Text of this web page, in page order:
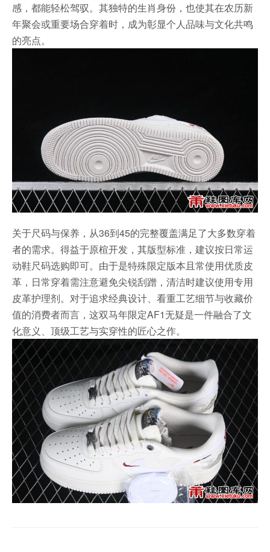
感，都能轻松驾驭。其独特的生肖身份，也使其在农历新
年聚会或重要场合穿着时，成为彰显个人品味与文化共鸣
的亮点。
关于尺码与保养，从36到45的完整覆盖满足了大多数穿着
者的需求。得益于原楦开发，其版型标准，建议按日常运
动鞋尺码选购即可。由于是特殊限定版本且常使用优质皮
革，日常穿着需注意避免尖锐刮蹭，清洁时建议使用专用
皮革护理剂。对于追求经典设计、看重工艺细节与收藏价
值的消费者而言，这双马年限定AF1无疑是一件融合了文
化意义、顶级工艺与实穿性的匠心之作。